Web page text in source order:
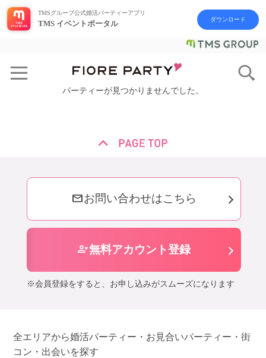
TMSグループ公式婚活パーティーアプリ
TMS イベントポータル ダウンロード
パーティーが見つかりませんでした。
mailお問い合わせはこちら
person_add無料アカウント登録
※会員登録をすると、お申し込みがスムーズになります
全エリアから婚活パーティー・お見合いパーティー・街
コン・出会いを探す